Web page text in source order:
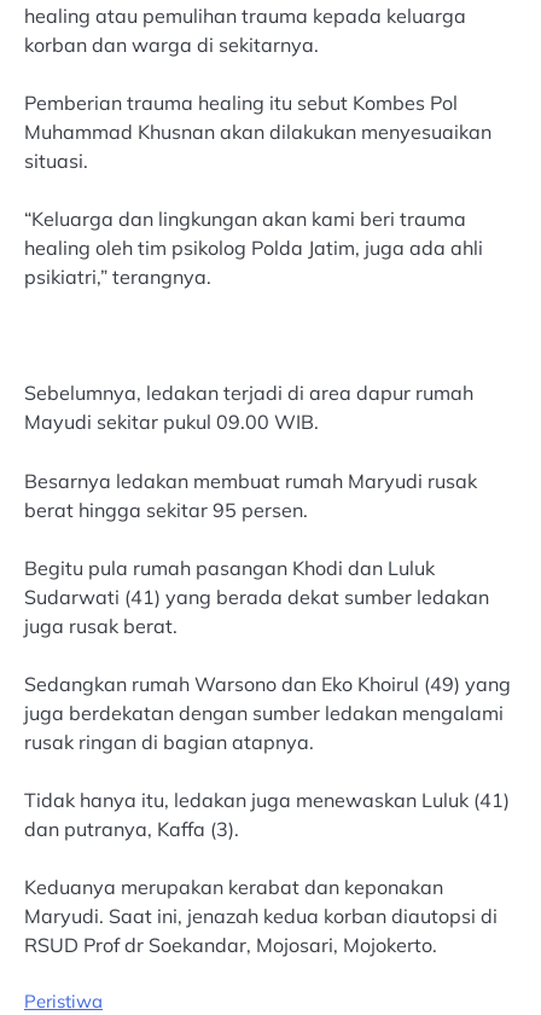
healing atau pemulihan trauma kepada keluarga
korban dan warga di sekitarnya.
Pemberian trauma healing itu sebut Kombes Pol
Muhammad Khusnan akan dilakukan menyesuaikan
situasi.
“Keluarga dan lingkungan akan kami beri trauma
healing oleh tim psikolog Polda Jatim, juga ada ahli
psikiatri,” terangnya.
Sebelumnya, ledakan terjadi di area dapur rumah
Mayudi sekitar pukul 09.00 WIB.
Besarnya ledakan membuat rumah Maryudi rusak
berat hingga sekitar 95 persen.
Begitu pula rumah pasangan Khodi dan Luluk
Sudarwati (41) yang berada dekat sumber ledakan
juga rusak berat.
Sedangkan rumah Warsono dan Eko Khoirul (49) yang
juga berdekatan dengan sumber ledakan mengalami
rusak ringan di bagian atapnya.
Tidak hanya itu, ledakan juga menewaskan Luluk (41)
dan putranya, Kaffa (3).
Keduanya merupakan kerabat dan keponakan
Maryudi. Saat ini, jenazah kedua korban diautopsi di
RSUD Prof dr Soekandar, Mojosari, Mojokerto.
Peristiwa